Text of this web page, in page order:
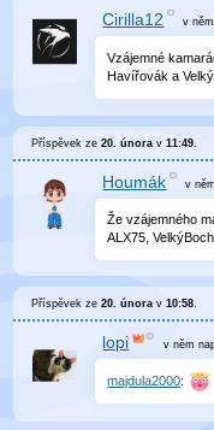
Cirilla12 v
Vzájemné
Havířovák a
Příspěvek ze20. února v11:49
Houmák v
Že vzájemného
ALX75,
Příspěvek ze20. února v10:58.
lopi v něm
majdula2000: